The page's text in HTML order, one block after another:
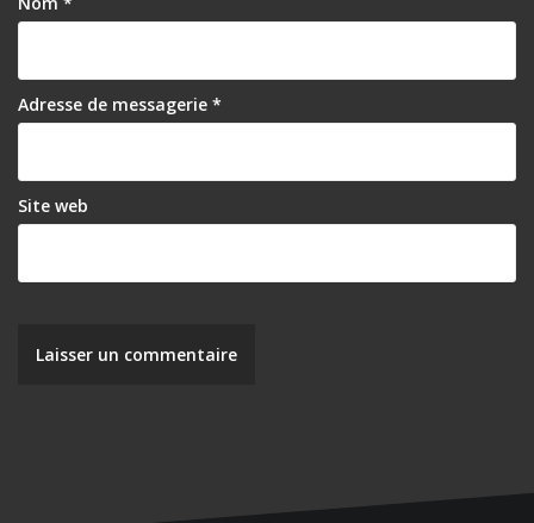
’
a
r
i
c
l
Adresse de messagerie *
Site web